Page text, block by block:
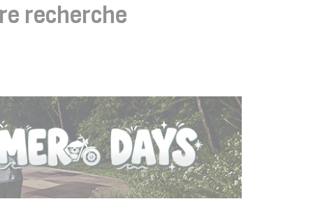
recherche